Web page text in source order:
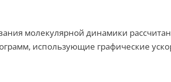
молекулярной динамики
использующие графические